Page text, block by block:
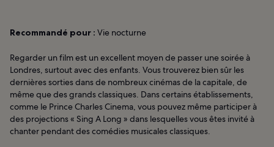
Recommandé pour : Vie nocturne
Regarder un film est un excellent moyen de passer une soirée à
Londres, surtout avec des enfants. Vous trouverez bien sûr les
dernières sorties dans de nombreux cinémas de la capitale, de
même que des grands classiques. Dans certains établissements,
comme le Prince Charles Cinema, vous pouvez même participer à
des projections « Sing A Long » dans lesquelles vous êtes invité à
chanter pendant des comédies musicales classiques.